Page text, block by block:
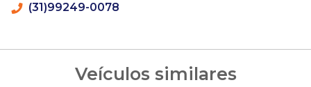
(31)99249-0078
Veículos similares